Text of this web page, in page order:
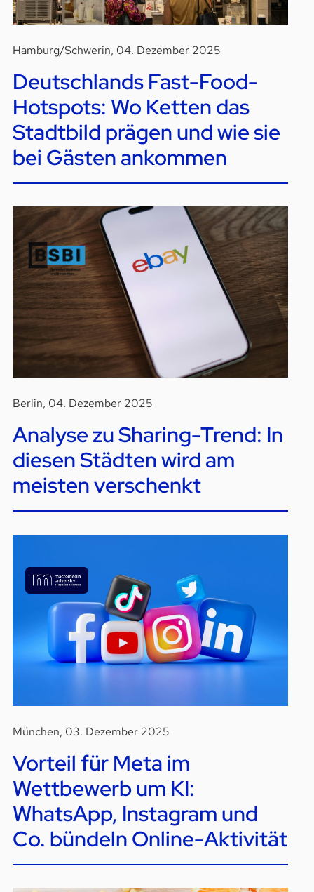
Hamburg/Schwerin, 04. Dezember 2025
Deutschlands Fast-Food-
Hotspots: Wo Ketten das
Stadtbild prägen und wie sie
bei Gästen ankommen
Berlin, 04. Dezember 2025
Analyse zu Sharing-Trend: In
diesen Städten wird am
meisten verschenkt
München, 03. Dezember 2025
Vorteil für Meta im
Wettbewerb um KI:
WhatsApp, Instagram und
Co. bündeln Online-Aktivität